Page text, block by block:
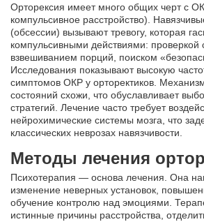
Орторексия имеет много общих черт с
компульсивное расстройство).
(обсессии) вызывают тревогу, которая
компульсивными действиями: проверкой
взвешиванием порций, поиском
Исследования показывают высокую
симптомов ОКР у орторектиков.
состояний схожи, что обуславливает
стратегий. Лечение часто требует
нейрохимические системы мозга, что
классических неврозах навязчивости.
Методы лечения
Психотерапия — основа лечения. Она
изменение неверных установок,
обучение контролю над эмоциями.
истинные причины расстройства,